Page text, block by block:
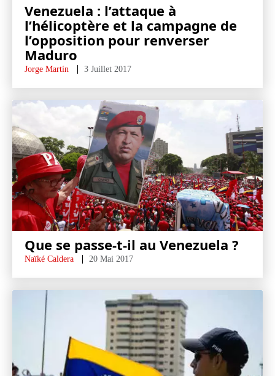
Venezuela : l’attaque à
l’hélicoptère et la campagne de
l’opposition pour renverser
Maduro
Jorge Martín 3 Juillet 2017
Que se passe-t-il au Venezuela ?
Naïké Caldera 20 Mai 2017